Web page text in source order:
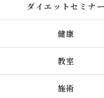
ダイエットセミナー
健康
教室
施術